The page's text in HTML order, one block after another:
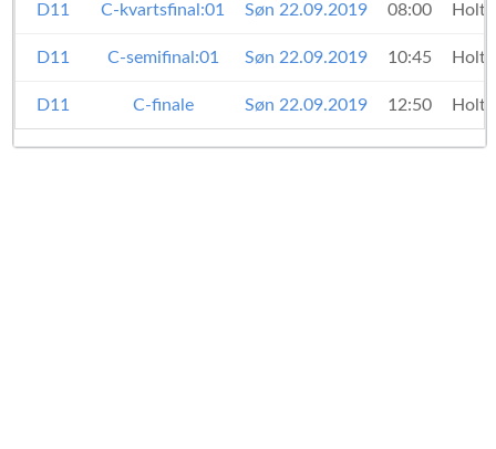
D11 C-kvartsfinal:01 Søn 22.09.2019 08:00
D11 C-semifinal:01 Søn 22.09.2019 10:45
D11 C-finale Søn 22.09.2019 12:50